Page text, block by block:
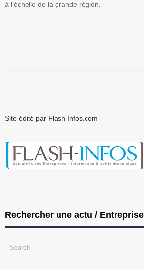
à l’échelle de la grande région.
Site édité par Flash Infos.com
Rechercher une actu / Entreprise